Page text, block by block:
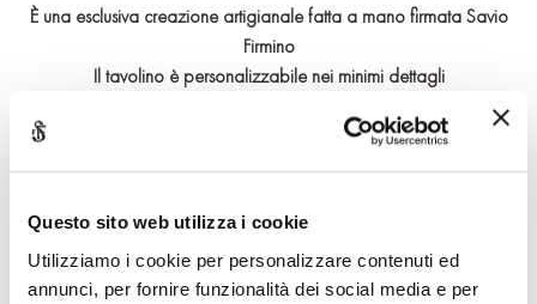
Questo sito web utilizza i cookie
Utilizziamo i cookie per personalizzare contenuti ed
annunci, per fornire funzionalità dei social media e per
È una esclusiva creazione artigianale fatta a mano firmata Savio
Firmino
Il tavolino è personalizzabile nei minimi dettagli
Effettua il login o registrati per accedere a contenuti riservati
RICHIEDI INFORMAZIONI